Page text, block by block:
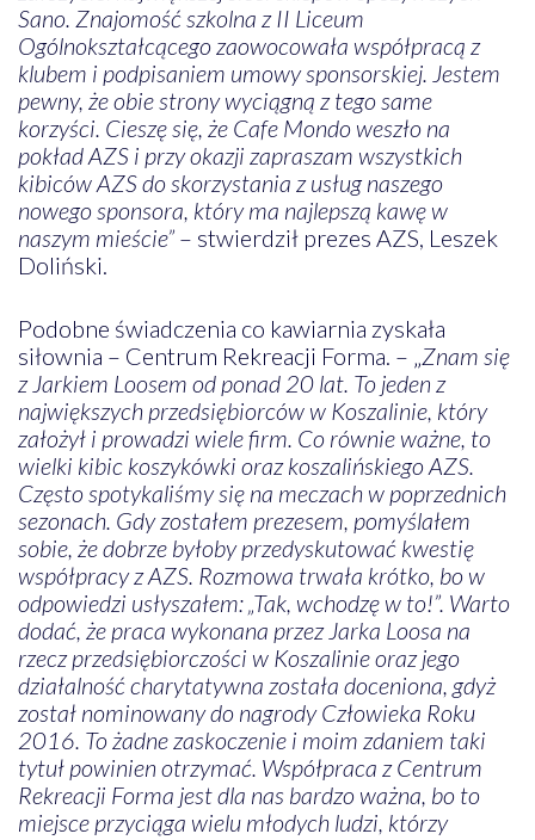
Sano. Znajomość szkolna z II Liceum
Ogólnokształcącego zaowocowała współpracą z
klubem i podpisaniem umowy sponsorskiej. Jestem
pewny, że obie strony wyciągną z tego same
korzyści. Cieszę się, że Cafe Mondo weszło na
pokład AZS i przy okazji zapraszam wszystkich
kibiców AZS do skorzystania z usług naszego
nowego sponsora, który ma najlepszą kawę w
naszym mieście”– stwierdził prezes AZS, Leszek
Doliński.
Podobne świadczenia co kawiarnia zyskała
siłownia – Centrum Rekreacji Forma. – „Znam się
z Jarkiem Loosem od ponad 20 lat. To jeden z
największych przedsiębiorców w Koszalinie, który
założył i prowadzi wiele firm. Co równie ważne, to
wielki kibic koszykówki oraz koszalińskiego AZS.
Często spotykaliśmy się na meczach w poprzednich
sezonach. Gdy zostałem prezesem, pomyślałem
sobie, że dobrze byłoby przedyskutować kwestię
współpracy z AZS. Rozmowa trwała krótko, bo w
odpowiedzi usłyszałem: „Tak, wchodzę w to!”. Warto
dodać, że praca wykonana przez Jarka Loosa na
rzecz przedsiębiorczości w Koszalinie oraz jego
działalność charytatywna została doceniona, gdyż
został nominowany do nagrody Człowieka Roku
2016. To żadne zaskoczenie i moim zdaniem taki
tytuł powinien otrzymać. Współpraca z Centrum
Rekreacji Forma jest dla nas bardzo ważna, bo to
miejsce przyciąga wielu młodych ludzi, którzy